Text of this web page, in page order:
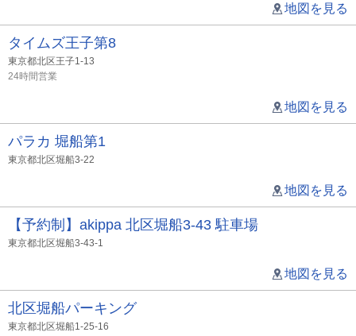
地図を見る
タイムズ王子第8
東京都北区王子1-13
24時間営業
地図を見る
パラカ 堀船第1
東京都北区堀船3-22
地図を見る
【予約制】akippa 北区堀船3-43 駐車場
東京都北区堀船3-43-1
地図を見る
北区堀船パーキング
東京都北区堀船1-25-16